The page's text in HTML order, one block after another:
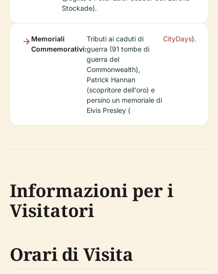
Stockade).
Memoriali
Commemorativi:
Tributi ai caduti di
guerra (91 tombe di
guerra del
Commonwealth),
Patrick Hannan
(scopritore dell'oro) e
persino un memoriale di
Elvis Presley (
CityDays).
Informazioni per i
Visitatori
Orari di Visita